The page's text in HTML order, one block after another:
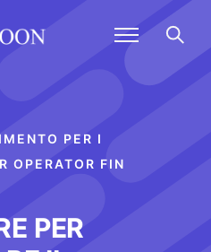
PER I
OPERATOR FIN
PER